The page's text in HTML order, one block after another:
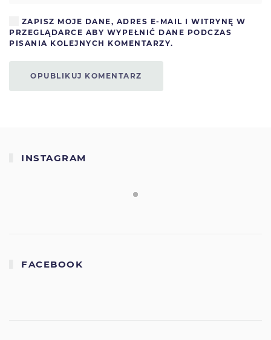
ZAPISZ MOJE DANE, ADRES E-MAIL I WITRYNĘ W
PRZEGLĄDARCE ABY WYPEŁNIĆ DANE PODCZAS
PISANIA KOLEJNYCH KOMENTARZY.
OPUBLIKUJ KOMENTARZ
INSTAGRAM
FACEBOOK